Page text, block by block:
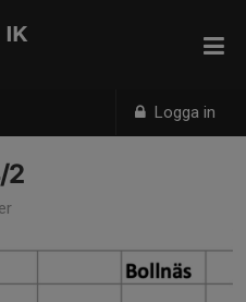
Logga in
IK
2